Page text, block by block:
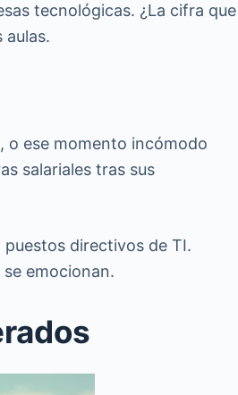
tecnológicas. ¿La cifra que
aulas.
o ese momento incómodo
salariales tras sus
puestos directivos de TI.
emocionan.